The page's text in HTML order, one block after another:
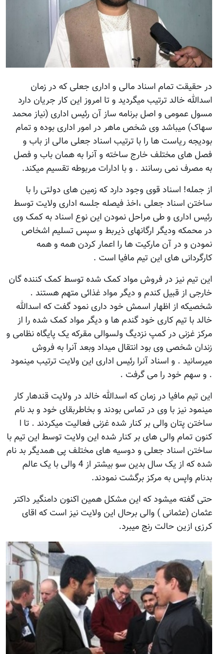
در حقیقت تمام اسناد مالی و اداری جعلی که در زمان
اسدالله خالد ترتیب میگردید و تا امروز این کار جریان دارد
مسول عمومی و اصل برنامه ساز آن رئیس اداری (نیاز محمد
سهاک) میباشد وی شخص ماهر در امور اداری بوده و تمام
بودیجه ریاست ها را با ترتیب اسناد جعلی مالی از باب و
فصل های مختلف خارج ساخته و آنرا به همان باب و فصل
به مصرف نمی رسانند . و با ادارات مربوطه تقسیم میکند.
از جمله! اسناد قوی وجود دارد که زمین های دولتی را با
ساختن اسناد جعلی ،اخذ فیصله جلسه اداری ولایت توسط
رئیس اداری و طی مراحل نمودن این نوع اسناد به کمک وی
در محمکه ودیگر ارگانهای ذیربط و سپس تسلیم اشخاص
نمودن و در آن مارکیت ها را اعمار کردن همه و همه
کارگردانی های این تیم مافیا است .
این تیم نیز در فروش مواد کمک شده توسط کمک کننده گان
خارجی از قبیل کندم و دیگر مواد غذائی متهم هستند .
شخصیکه از اظهار اسمش خود داری نمود گفت که اسدالله
خالد با تیم کاری خود گندم ها و دیگر مواد کمک شده را از
مرکز غزنی در کمپ نزدیگ ولسوالی مقرکه یک پایگاه نظامی و
زندان شخصی وی بود انتقال میداد وبعد آنرا به فروش
میرسانید . و اسناد آنرا رئیس اداری این ولایت ترتیب مینمود
. و سهم خود را می گرفت .
این تیم مافیا در زمان که اسدالله خالد در ولایت قندهار کار
مینمود نیز با وی در تماس بودند و بخاطربقای خود و بد نام
ساختن پتان والی بر کنار شده غزنی فعالیت میکردند . تا ا
کنون تمام والی های بر کنار شده این ولایت توسط این تیم با
ساختن اسناد جعلی و دوسیه های مختلف پی همدیگر بد نام
شده که از یک سال بدین سو بیشتر از 4 والی با یک عالم
بدنام واپس به مرکز برگشت نمودند.
حتی گفته میشود که این مشکل همین اکنون دامنگیر داکتر
عثمان (عثمانی ) والی برحال این ولایت نیز است که اقای
کرزی ازین حالت رنج میبرد.